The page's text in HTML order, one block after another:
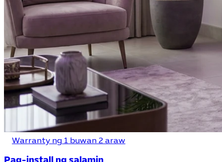
Warranty ng 1 buwan 2 araw